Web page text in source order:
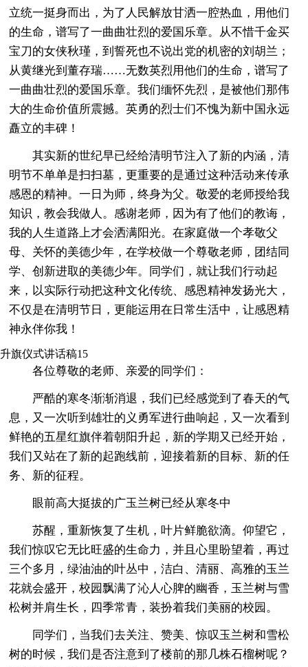
立统一挺身而出，为了人民解放甘洒一腔热血，用他们
的生命，谱写了一曲曲壮烈的爱国乐章。从不惜千金买
宝刀的女侠秋瑾，到誓死也不说出党的机密的刘胡兰；
从黄继光到董存瑞……无数英烈用他们的生命，谱写了
一曲曲壮烈的爱国乐章。我们缅怀先烈，是被他们那伟
大的生命价值所震撼。英勇的烈士们不愧为新中国永远
矗立的丰碑！
其实新的世纪早已经给清明节注入了新的内涵，清
明节不单单是扫扫墓，更重要的是通过这种活动来传承
感恩的精神。一日为师，终身为父。敬爱的老师授给我
知识，教会我做人。感谢老师，因为有了他们的教诲，
我的人生道路上才会洒满阳光。在家庭做一个孝敬父
母、关怀的美德少年，在学校做一个尊敬老师，团结同
学、创新进取的美德少年。同学们，就让我们行动起
来，以实际行动把这种文化传统、感恩精神发扬光大，
不仅是在清明节日，更能运用在日常生活中，让感恩精
神永伴你我！
升旗仪式讲话稿15
各位尊敬的老师、亲爱的同学们：
严酷的寒冬渐渐消退，我们已经感觉到了春天的气
息，又一次听到雄壮的义勇军进行曲响起，又一次看到
鲜艳的五星红旗伴着朝阳升起，新的学期又已经开始，
我们又站在了新的起跑线前，迎接着新的目标、新的任
务、新的征程。
眼前高大挺拔的广玉兰树已经从寒冬中
苏醒，重新恢复了生机，叶片鲜脆欲滴。仰望它，
我们惊叹它无比旺盛的生命力，并且心里盼望着，再过
三个多月，绿油油的叶丛中，洁白、清丽、高雅的玉兰
花就会盛开，校园飘满了沁人心脾的幽香，玉兰树与雪
松树并肩生长，四季常青，装扮着我们美丽的校园。
同学们，当我们去关注、赞美、惊叹玉兰树和雪松
树的时候，我们是否注意到了楼前的那几株石榴树呢？